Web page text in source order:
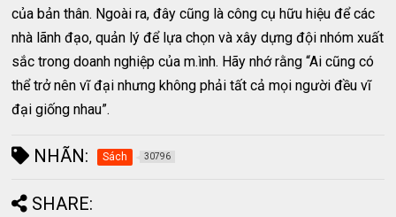
của bản thân. Ngoài ra, đây cũng là công cụ hữu hiệu để các
nhà lãnh đạo, quản lý để lựa chọn và xây dựng đội nhóm xuất
sắc trong doanh nghiệp của m.ình. Hãy nhớ rằng “Ai cũng có
thể trở nên vĩ đại nhưng không phải tất cả mọi người đều vĩ
đại giống nhau”.
NHÃN: Sách 30796
SHARE: